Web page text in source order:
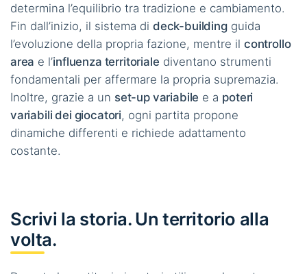
determina l’equilibrio tra tradizione e cambiamento.
Fin dall’inizio, il sistema di deck-buildingguida
l’evoluzione della propria fazione, mentre il controllo
area e l’influenza territoriale diventano strumenti
fondamentali per affermare la propria supremazia.
Inoltre, grazie a un set-up variabile e a poteri
variabili dei giocatori, ogni partita propone
dinamiche differenti e richiede adattamento
costante.
Scrivi la storia. Un territorio alla
volta.